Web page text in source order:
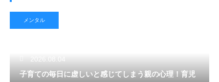
メンタル
2026.08.04
子育ての毎日に虚しいと感じてしまう親の心理！育児